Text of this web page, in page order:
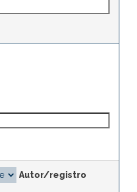
Autor/registro